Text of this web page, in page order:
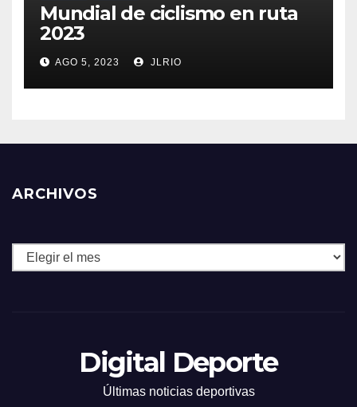
Mundial de ciclismo en ruta
2023
AGO 5, 2023 JLRIO
ARCHIVOS
Archivos
Digital Deporte
Últimas noticias deportivas